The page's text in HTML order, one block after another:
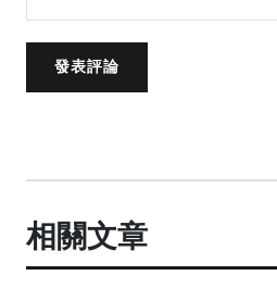
發表評論
相關文章